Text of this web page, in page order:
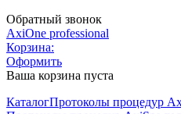
Обратный звонок
AxiOne professional
Корзина:
Оформить
Ваша корзина пуста
КаталогПротоколы процедур